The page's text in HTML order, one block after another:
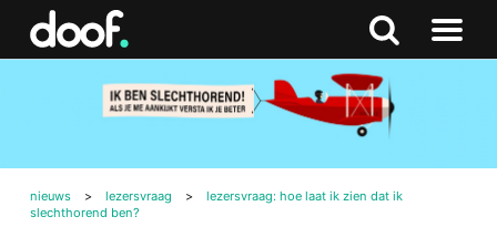
Zoeken
Naar
nieuws > lezersvraag >
lezersvraag: hoe laat ik zien dat ik
slechthorend ben?
Doof.nl
Zoeken